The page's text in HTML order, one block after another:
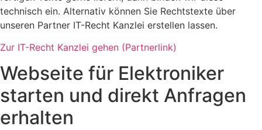
technisch ein. Alternativ können Sie Rechtstexte über
unseren Partner IT-Recht Kanzlei erstellen lassen.
Zur IT-Recht Kanzlei gehen (Partnerlink)
Webseite für Elektroniker
starten und direkt Anfragen
erhalten